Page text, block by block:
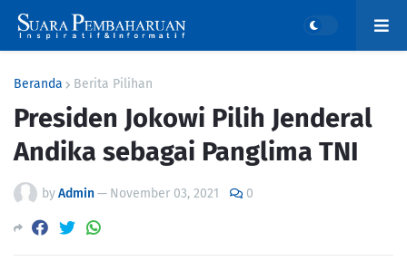
Beranda Berita Pilihan
Presiden Jokowi Pilih Jenderal
Andika sebagai Panglima TNI
byAdmin— November 03, 2021 0